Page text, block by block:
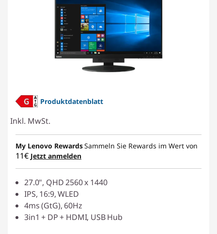
Produktdatenblatt
Inkl. MwSt.
My Lenovo RewardsSammeln Sie Rewards im Wert von
11€ Jetzt anmelden
27.0", QHD 2560 x 1440
IPS, 16:9, WLED
4ms (GtG), 60Hz
3in1 + DP + HDMI, USB Hub